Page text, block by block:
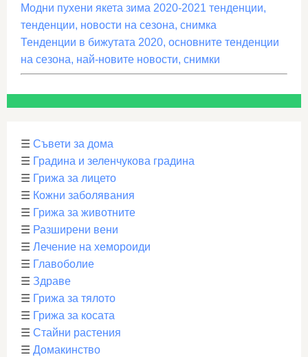
Модни пухени якета зима 2020-2021 тенденции,
тенденции, новости на сезона, снимка
Тенденции в бижутата 2020, основните тенденции
на сезона, най-новите новости, снимки
☰ Съвети за дома
☰ Градина и зеленчукова градина
☰ Грижа за лицето
☰ Кожни заболявания
☰ Грижа за животните
☰ Разширени вени
☰ Лечение на хемороиди
☰ Главоболие
☰ Здраве
☰ Грижа за тялото
☰ Грижа за косата
☰ Стайни растения
☰ Домакинство